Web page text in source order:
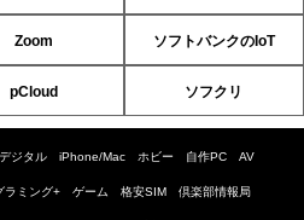
Zoom ソフトバンクのIoT
pCloud ソフクリ
デジタル iPhone/Mac ホビー 自作PC AV
ラミング+ ゲーム 格安SIM 倶楽部情報局